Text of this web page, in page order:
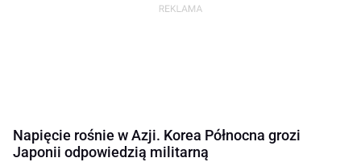
Napięcie rośnie w Azji. Korea Północna grozi
Japonii odpowiedzią militarną